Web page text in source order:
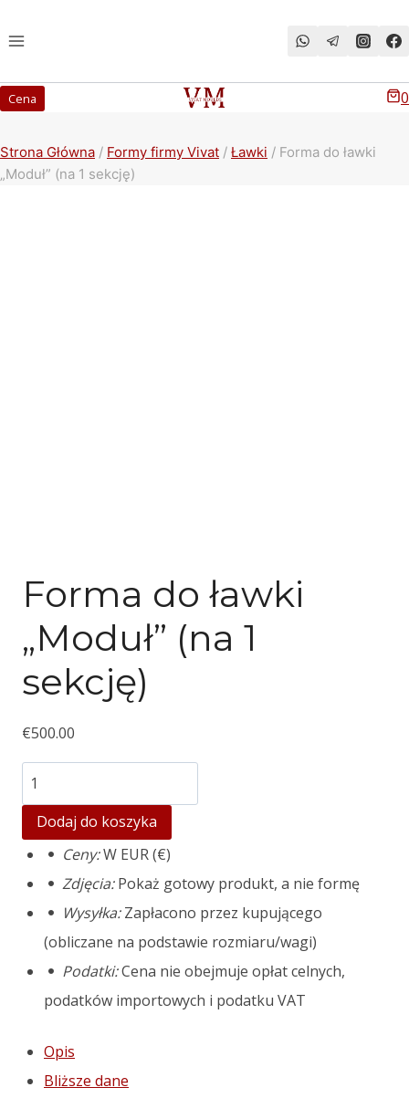
do
Cena 0
Strona Główna / Formy firmy Vivat / Ławki / Forma do ławki
„Moduł” (na 1 sekcję)
Forma do ławki
„Moduł” (na 1
sekcję)
€500.00
ilość
Bench
"Module"
mould
(for
1
section)
Dodaj do koszyka
Ceny:W EUR (€)
Zdjęcia:Pokaż gotowy produkt, a nie formę
Wysyłka:Zapłacono przez kupującego
(obliczane na podstawie rozmiaru/wagi)
Podatki:Cena nie obejmuje opłat celnych,
podatków importowych i podatku VAT
Opis
Bliższe dane